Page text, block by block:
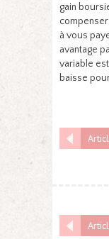
gain
à vous
avantage
variable
baisse